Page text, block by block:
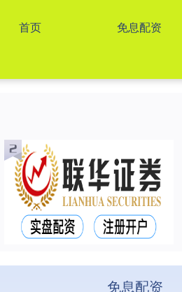
首页 免息配资
免息配资